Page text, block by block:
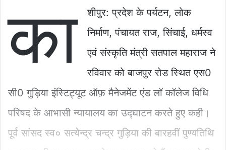
c
e
b
o
k
at
s
p
ai
l
p
y
Li
n
k
ar
e
का
शीपुर: प्रदेश के पर्यटन, लोक
निर्माण, पंचायत राज, सिंचाई, धर्मस्व
एवं संस्कृति मंत्री सतपाल महाराज ने
रविवार को बाजपुर रोड स्थित एस0
सी0 गुड़िया इंस्टिट्यूट ऑफ़ मैनेजमेंट एंड लॉ कॉलेज विधि
परिषद के आभासी न्यायालय का उद्घाटन करते हुए कही।
पूर्व सांसद स्व० सत्येन्द्र चन्द्र गुड़िया की बारहवीं पुण्यतिथि